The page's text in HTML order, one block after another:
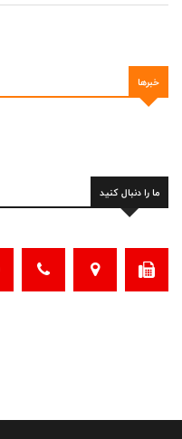
-
-
-
-
خبرها
ما را دنبال کنید